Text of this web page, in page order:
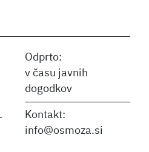
Odprto:
v času javnih
dogodkov
Kontakt:
info@osmoza.si